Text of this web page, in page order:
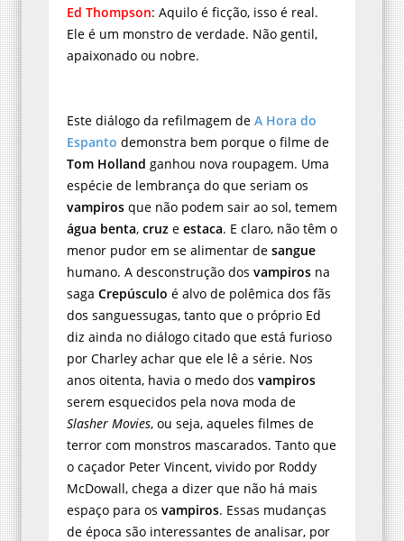
Ed Thompson: Aquilo é ficção, isso é real.
Ele é um monstro de verdade. Não gentil,
apaixonado ou nobre.
Este diálogo da refilmagem de A Hora do
Espanto demonstra bem porque o filme de
Tom Holland ganhou nova roupagem. Uma
espécie de lembrança do que seriam os
vampiros que não podem sair ao sol, temem
água benta, cruz e estaca. E claro, não têm o
menor pudor em se alimentar de sangue
humano. A desconstrução dos vampiros na
saga Crepúsculo é alvo de polêmica dos fãs
dos sanguessugas, tanto que o próprio Ed
diz ainda no diálogo citado que está furioso
por Charley achar que ele lê a série. Nos
anos oitenta, havia o medo dos vampiros
serem esquecidos pela nova moda de
Slasher Movies, ou seja, aqueles filmes de
terror com monstros mascarados. Tanto que
o caçador Peter Vincent, vivido por Roddy
McDowall, chega a dizer que não há mais
espaço para os vampiros. Essas mudanças
de época são interessantes de analisar, por